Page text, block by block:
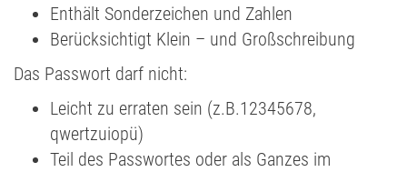
Enthält Sonderzeichen und Zahlen
Berücksichtigt Klein – und Großschreibung
Das Passwort darf nicht:
Leicht zu erraten sein (z.B.12345678,
qwertzuiopü)
Teil des Passwortes oder als Ganzes im